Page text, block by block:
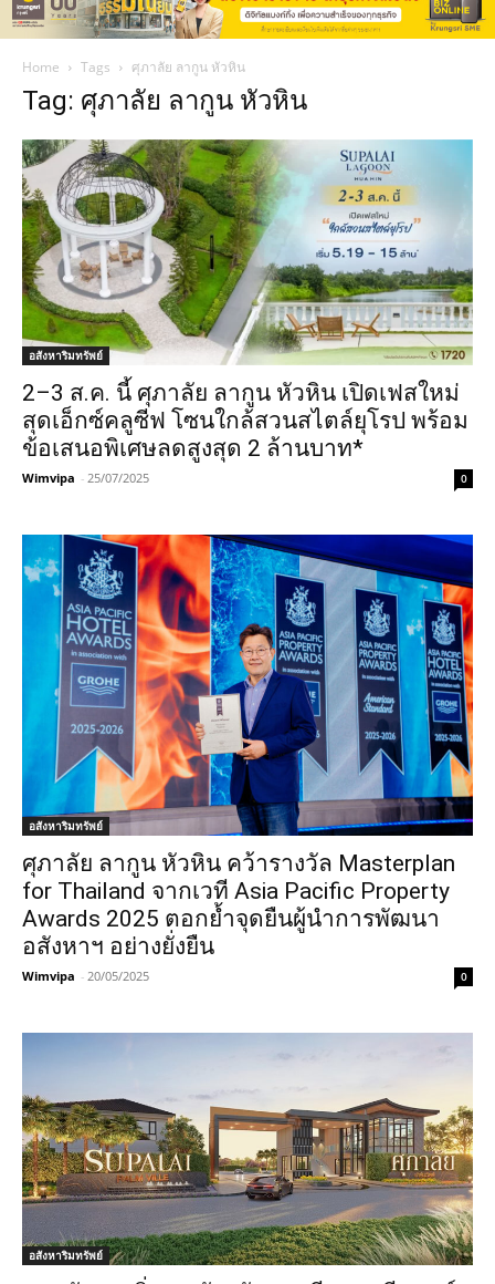
Home Tags ศุภาลัย ลากูน หัวหิน
Tag: ศุภาลัย ลากูน หัวหิน
อสังหาริมทรัพย์
2–3 ส.ค. นี้ ศุภาลัย ลากูน หัวหิน เปิดเฟสใหม่
สุดเอ็กซ์คลูซีฟ โซนใกล้สวนสไตล์ยุโรป พร้อม
ข้อเสนอพิเศษลดสูงสุด 2 ล้านบาท*
Wimvipa - 25/07/2025 0
อสังหาริมทรัพย์
ศุภาลัย ลากูน หัวหิน คว้ารางวัล Masterplan
for Thailand จากเวที Asia Pacific Property
Awards 2025 ตอกย้ำจุดยืนผู้นำการพัฒนา
อสังหาฯ อย่างยั่งยืน
Wimvipa - 20/05/2025 0
อสังหาริมทรัพย์